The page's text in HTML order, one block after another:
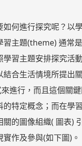
如何進行探究呢？以
習主題(theme) 通常
學習主題安排探究活
結合生活情境所提出
進行，而且這個關
的特定概念；而在學
的圖像組織( 圖表)
作及參與(如下圖)。